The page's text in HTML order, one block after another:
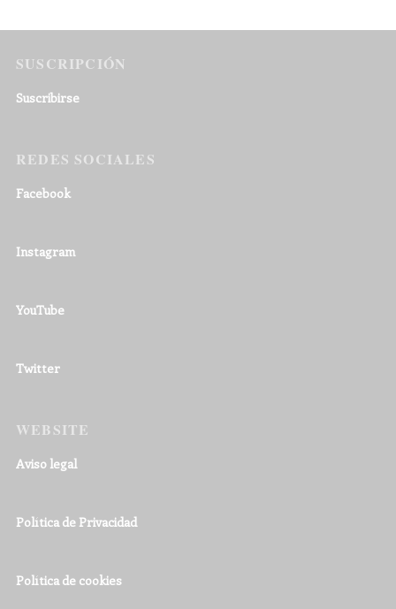
SUSCRIPCIÓN
Suscribirse
REDES SOCIALES
Facebook
Instagram
YouTube
Twitter
WEBSITE
Aviso legal
Política de Privacidad
Política de cookies